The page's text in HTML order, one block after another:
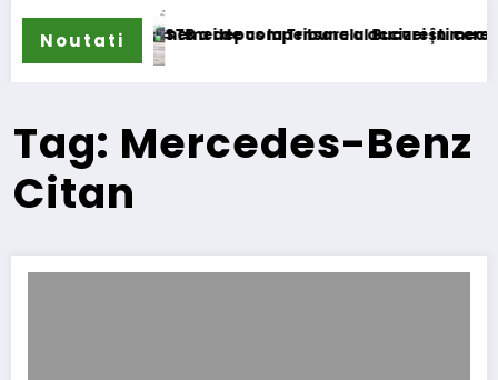
Noutatischemei de compensare a accizei în mecanism
STB a depus la Tribunalul București cererea
Tag: Mercedes-Benz
Citan